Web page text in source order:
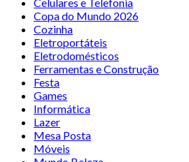
Copa do Mundo 2026
Cozinha
Eletroportáteis
Eletrodomésticos
Ferramentas e Construção
Festa
Games
Informática
Lazer
Mesa Posta
Móveis